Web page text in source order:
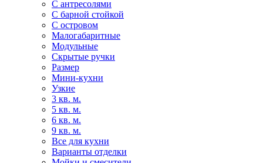
С антресолями
С барной стойкой
С островом
Малогабаритные
Модульные
Скрытые ручки
Размер
Мини-кухни
Узкие
3 кв. м.
5 кв. м.
6 кв. м.
9 кв. м.
Все для кухни
Варианты отделки